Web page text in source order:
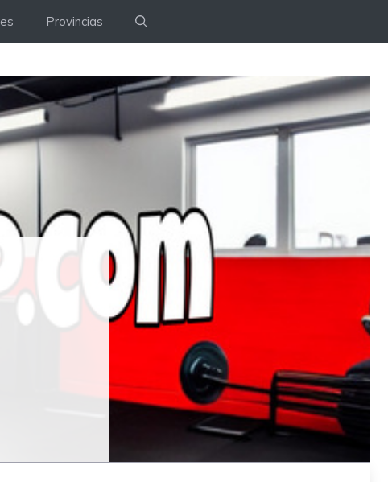
Provincias